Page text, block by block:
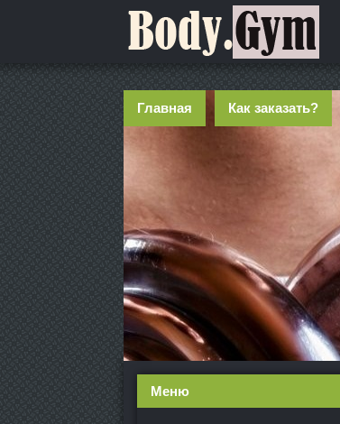
Главная Как заказать?
Меню